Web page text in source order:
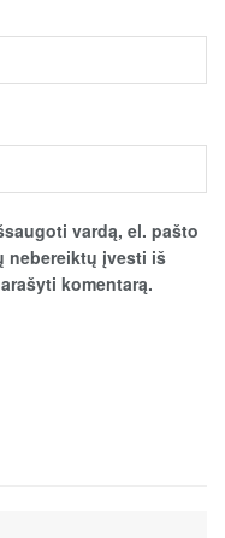
vardą, el. pašto
nebereiktų įvesti iš
komentarą.